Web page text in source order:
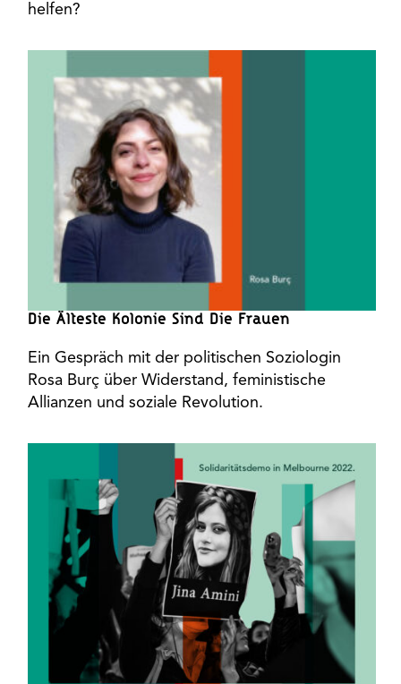
helfen?
Die Älteste Kolonie Sind Die Frauen
Ein Gespräch mit der politischen Soziologin
Rosa Burç über Widerstand, feministische
Allianzen und soziale Revolution.